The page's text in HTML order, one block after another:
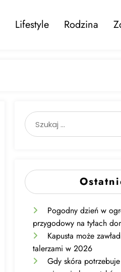
Lifestyle Rodzina
Pogodny dzień w
przygodowy na tyłach
Kapusta może
talerzami w 2026
Gdy skóra